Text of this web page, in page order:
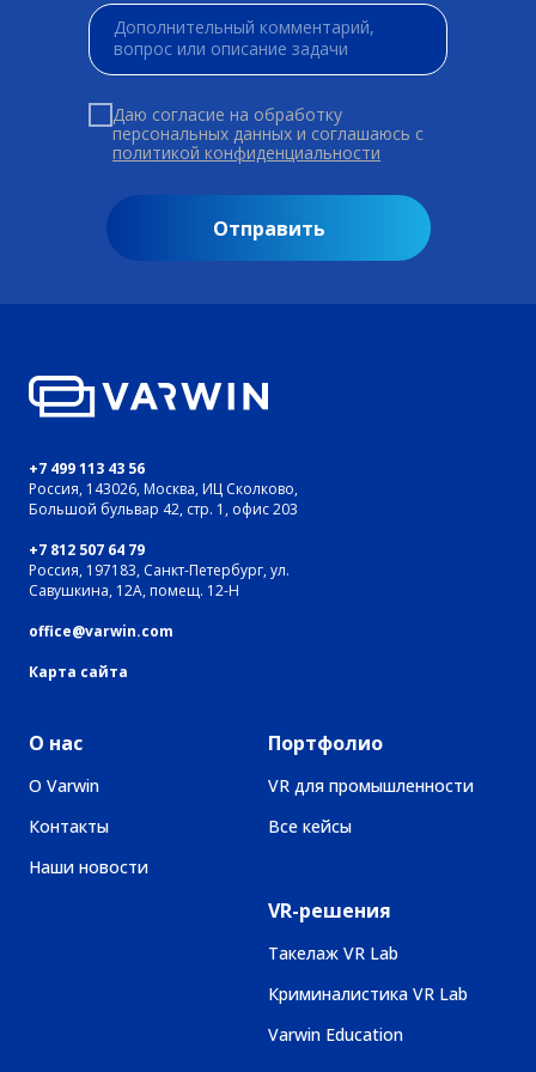
Даю согласие на обработку
персональных данных и соглашаюсь c
политикой конфиденциальности
Отправить
+7 499 113 43 56
Россия, 143026, Москва, ИЦ Сколково,
Большой бульвар 42, стр. 1, офис 203
+7 812 507 64 79
Россия, 197183, Санкт-Петербург, ул.
Савушкина, 12А, помещ. 12-Н
office@varwin.com
Карта сайта
О нас
О Varwin
Контакты
Наши новости
Портфолио
VR для промышленности
Все кейсы
VR-решения
Такелаж VR Lab
Криминалистика VR Lab
Varwin Education